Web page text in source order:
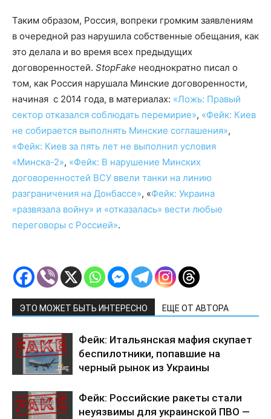
Таким образом, Россия, вопреки громким заявлениям
в очередной раз нарушила собственные обещания, как
это делала и во время всех предыдущих
договоренностей. StopFake неоднократно писал о
том, как Россия нарушала Минские договоренности,
начиная с 2014 года, в материалах: «Ложь: Правый
сектор отказался соблюдать перемирие», «Фейк: Киев
не собирается выполнять Минские соглашения»,
«Фейк: Киев за пять лет не выполнил условия
«Минска-2», «Фейк: В нарушение Минских
договоренностей ВСУ ввели танки на линию
разграничения на Донбассе», «Фейк: Украина
«развязала войну» и «отказалась» вести любые
переговоры с Россией».
ЭТО МОЖЕТ БЫТЬ ИНТЕРЕСНО ЕЩЕ ОТ АВТОРА
Фейк: Итальянская мафия скупает
беспилотники, попавшие на
черный рынок из Украины
Фейк: Российские ракеты стали
неуязвимы для украинской ПВО —